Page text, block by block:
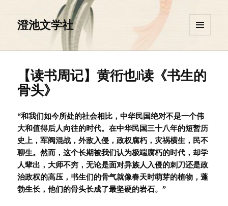
澄池文学社
挂件
【读书周记】黄衎也‖读《书生的
骨头》
“和我们如今所处的社会相比，中华民国绝对不是一个伟
大和值得后人向往的时代。在中华民国三十八年的短暂历
史上，军阀混战，外敌入侵，政权腐朽，灾祸横生，民不
聊生。然而，这个长期被我们认为极端腐朽的时代，却学
人辈出，大师不穷，无论是面对异族人入侵的刺刀还是政
治政权的高压，书生们的骨气就像春天时萌芽的植物，蓬
勃生长，他们的骨头长成了最坚硬的岩石。”